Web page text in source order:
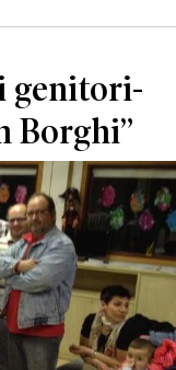
genitori-
Borghi”